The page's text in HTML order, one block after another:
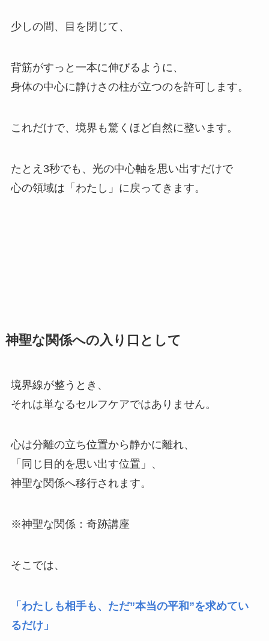
少しの間、目を閉じて、
背筋がすっと一本に伸びるように、
身体の中心に静けさの柱が立つのを許可します。
これだけで、境界も驚くほど自然に整います。
たとえ3秒でも、光の中心軸を思い出すだけで
心の領域は「わたし」に戻ってきます。
神聖な関係への入り口として
境界線が整うとき、
それは単なるセルフケアではありません。
心は分離の立ち位置から静かに離れ、
「同じ目的を思い出す位置」、
神聖な関係へ移行されます。
※神聖な関係：奇跡講座
そこでは、
「わたしも相手も、ただ”本当の平和”を求めてい
るだけ」